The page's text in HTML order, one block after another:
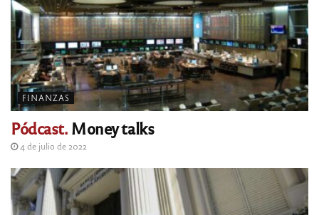
FINANZAS
Pódcast.Money talks
4 de julio de 2022